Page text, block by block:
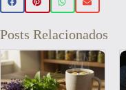
Posts Relacionados